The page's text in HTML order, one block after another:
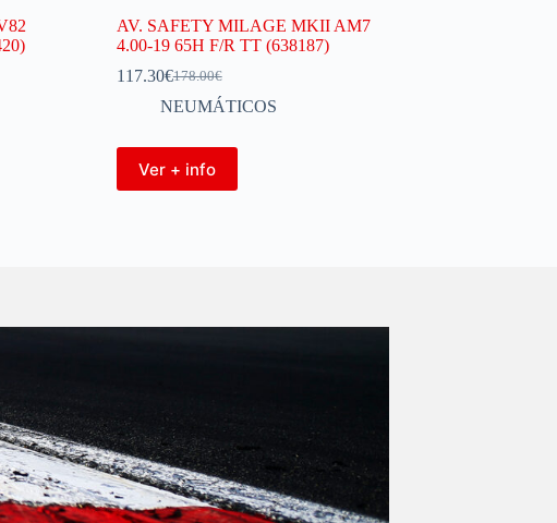
AV. SAFETY MILAGE MKII AM7
4.00-19 65H F/R TT (638187)
178.00€
117.30€
NEUMÁTICOS
Ver + info